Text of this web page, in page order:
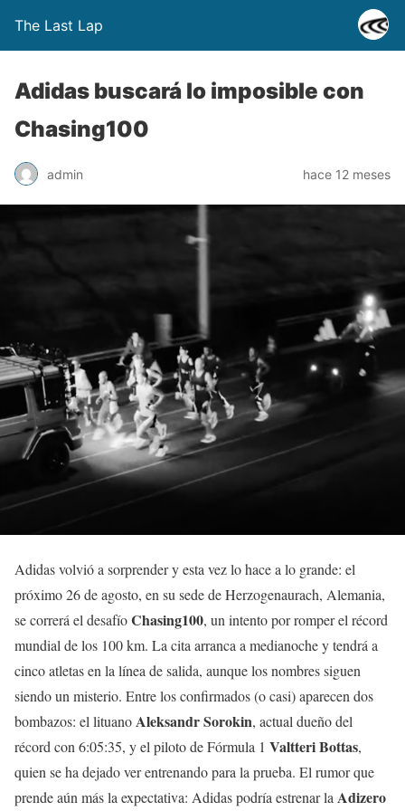
The Last Lap
Adidas buscará lo imposible con
Chasing100
admin hace 12 meses
Adidas volvió a sorprender y esta vez lo hace a lo grande: el
próximo 26 de agosto, en su sede de Herzogenaurach, Alemania,
se correrá el desafíoChasing100, un intento por romper el récord
mundial de los 100 km. La cita arranca a medianoche y tendrá a
cinco atletas en la línea de salida, aunque los nombres siguen
siendo un misterio. Entre los confirmados (o casi) aparecen dos
bombazos: el lituanoAleksandr Sorokin, actual dueño del
récord con 6:05:35, y el piloto de Fórmula 1 Valtteri Bottas,
quien se ha dejado ver entrenando para la prueba. El rumor que
prende aún más la expectativa: Adidas podría estrenar la Adizero